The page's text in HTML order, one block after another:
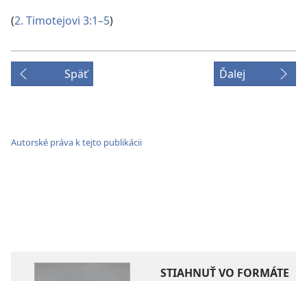
(2. Timotejovi 3:1–5)
Späť Ďalej
Autorské práva k tejto publikácii
STIAHNUŤ VO FORMÁTE